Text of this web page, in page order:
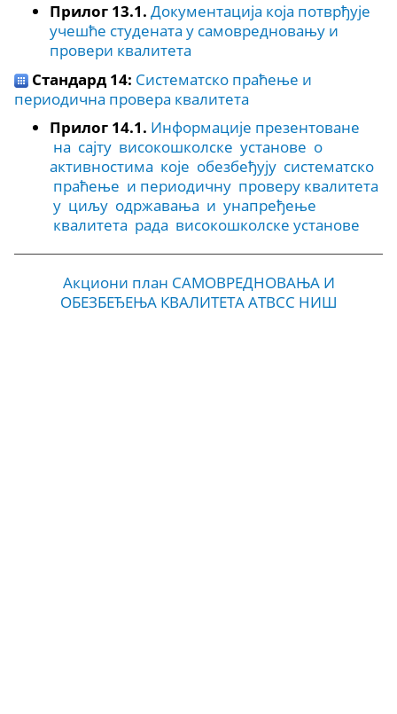
Прилог 13.1. Документација која потврђује
учешће студената у самовредновању и
провери квалитета
Стандард 14: Систематско праћење и
периодична провера квалитета
Прилог 14.1. Информације презентоване
на сајту високошколске установе о
активностима које обезбеђују систематско
праћење и периодичну проверу квалитета
у циљу одржавања и унапређење
квалитета рада високошколске установе
Акциони план САМОВРЕДНОВАЊА И
ОБЕЗБЕЂЕЊА КВАЛИТЕТА АТВСС НИШ